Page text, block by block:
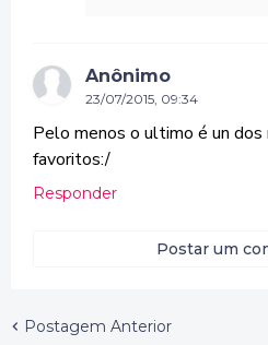
Anônimo
23/07/2015, 09:34
Pelo menos o ultimo é un dos
favoritos:/
Responder
Postar um
Postagem Anterior